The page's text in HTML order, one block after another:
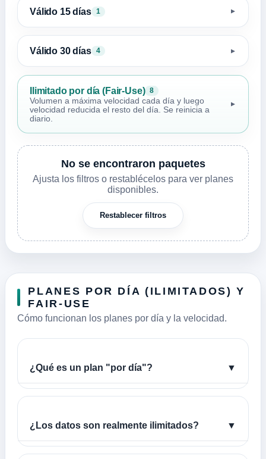
Válido 15 días 1 ▼
Válido 30 días 4 ▼
Ilimitado por día (Fair-Use) 8
Volumen a máxima velocidad cada día y luego
velocidad reducida el resto del día. Se reinicia a
diario.
▼
No se encontraron paquetes
Ajusta los filtros o restablécelos para ver planes
disponibles.
Restablecer filtros
PLANES POR DÍA (ILIMITADOS) Y
FAIR-USE
Cómo funcionan los planes por día y la velocidad.
¿Qué es un plan "por día"? ▼
¿Los datos son realmente ilimitados? ▼